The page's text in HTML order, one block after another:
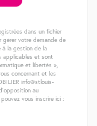
dans un fichier
gérer votre demande de
à la gestion de la
applicables et sont
et libertés »,
concernant et les
info@stlouis-
au
vous inscrire ici :